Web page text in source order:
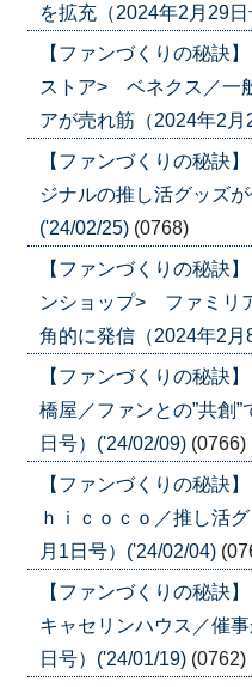
を拡充（2024年2月29
【ファンづくりの秘訣
ストア> ベネクス／一
アが売れ筋（2024年2
【ファンづくりの秘
ジナルの推し活グッズ
('24/02/25) (0768)
【ファンづくりの秘訣
ンショップ> ファミリ
角的に発信（2024年2月
【ファンづくりの秘
橋屋／ファンとの”共創
日号）('24/02/09) (0766)
【ファンづくりの秘
ｈｉｃｏｃｏ／推し活
月1日号）('24/02/04)
【ファンづくりの秘
キャセリンハウス／催
日号）('24/01/19) (0762)